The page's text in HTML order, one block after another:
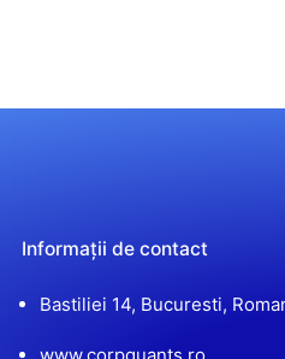
Informații de contact
Bastiliei 14, Bucuresti,